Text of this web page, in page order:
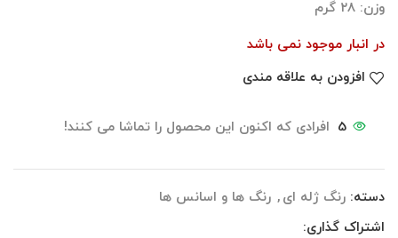
وزن: ۲۸ گرم
در انبار موجود نمی باشد
افزودن به علاقه مندی
5 افرادی که اکنون این محصول را تماشا می کنند!
دسته: رنگ ژله ای, رنگ ها و اسانس ها
اشتراک گذاری: